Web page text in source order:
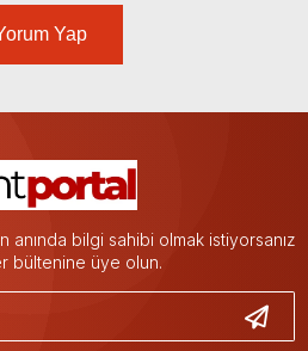
Yap
bilgi sahibi olmak istiyorsanız
bültenine üye olun.